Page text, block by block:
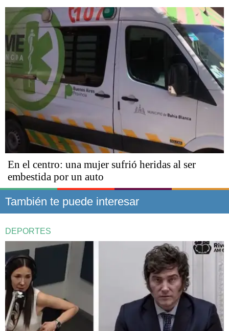
En el centro: una mujer sufrió heridas al ser
embestida por un auto
También te puede interesar
DEPORTES